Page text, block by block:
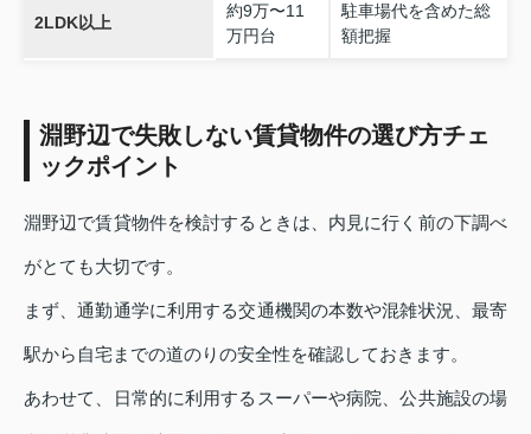
2LDK以上
約9万〜11
万円台
駐車場代を含めた総
額把握
淵野辺で失敗しない賃貸物件の選び方チェ
ックポイント
淵野辺で賃貸物件を検討するときは、内見に行く前の下調べ
がとても大切です。
まず、通勤通学に利用する交通機関の本数や混雑状況、最寄
駅から自宅までの道のりの安全性を確認しておきます。
あわせて、日常的に利用するスーパーや病院、公共施設の場